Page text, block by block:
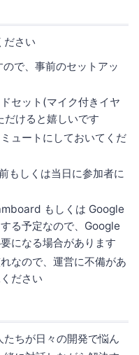
ださい
ので、事前のセットアッ
セット(マイク付きイヤ
だけると嬉しいです
ュートにしておいてくだ
もしくは当日に参加者に
もしくは Google
る予定なので、Google
になる場合があります
なので、運営に不備があ
ださい
ちが日々の開発で悩ん